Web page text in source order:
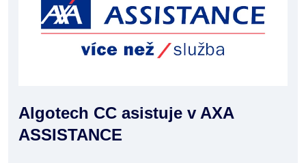
Algotech CC asistuje v AXA
ASSISTANCE